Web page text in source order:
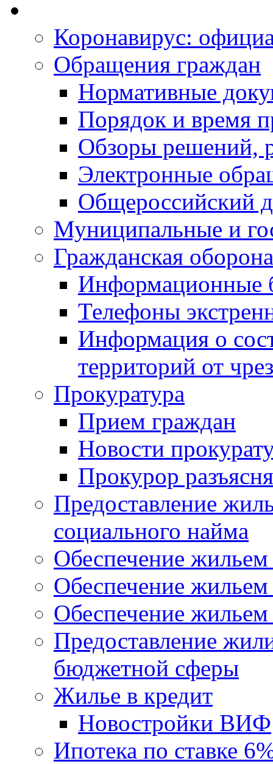
Коронавирус:
Обращения граждан
Нормативные
Порядок и время
Обзоры решений,
Электронные
Общероссийский
Муниципальные и
Гражданская
Информационные
Телефоны
Информация о
территорий от
Прокуратура
Прием граждан
Новости
Прокурор
Предоставление
социального найма
Обеспечение
Обеспечение
Обеспечение жильем
Предоставление
бюджетной сферы
Жилье в кредит
Новостройки ВИФ
Ипотека по ставке